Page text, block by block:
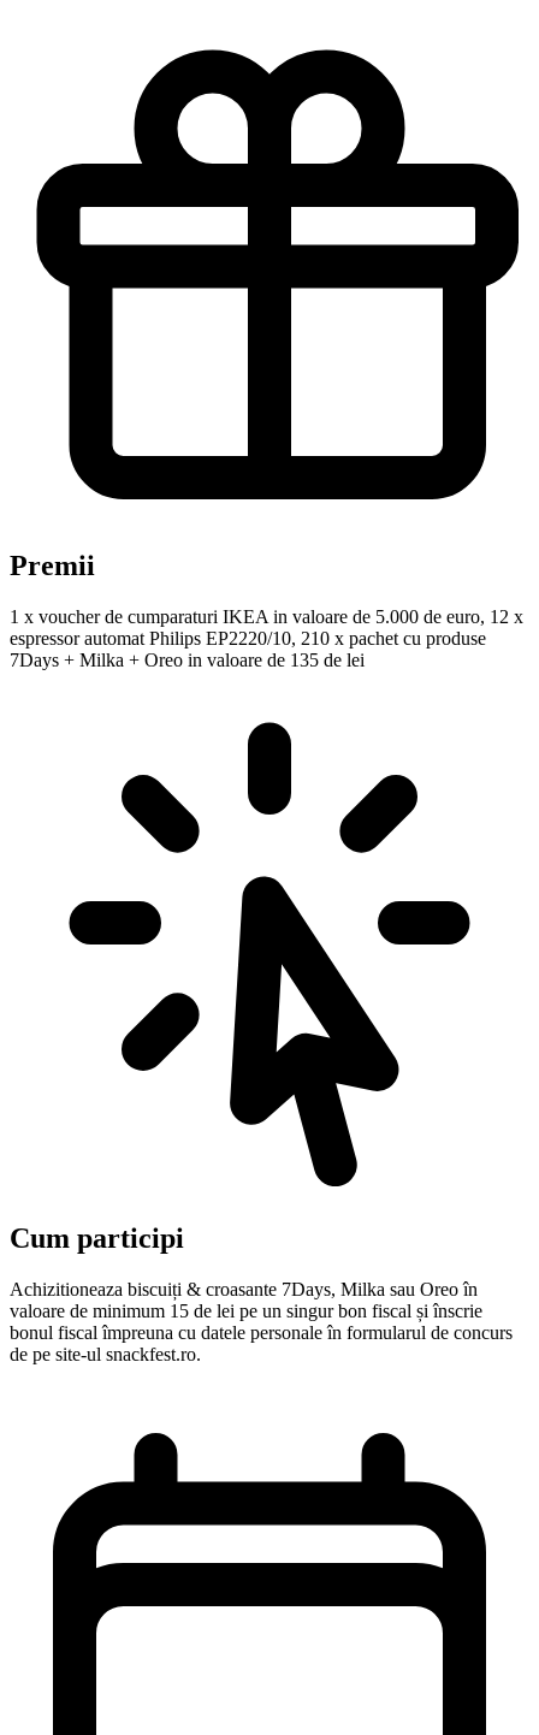
Premii
1 x voucher de cumparaturi IKEA in valoare de 5.000 de euro, 12 x
espressor automat Philips EP2220/10, 210 x pachet cu produse
7Days + Milka + Oreo in valoare de 135 de lei
Cum participi
Achizitioneaza biscuiți & croasante 7Days, Milka sau Oreo în
valoare de minimum 15 de lei pe un singur bon fiscal și înscrie
bonul fiscal împreuna cu datele personale în formularul de concurs
de pe site-ul snackfest.ro.